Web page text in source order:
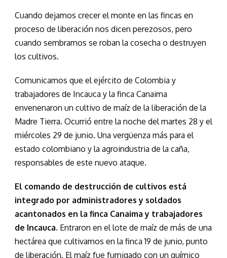
Cuando dejamos crecer el monte en las fincas en
proceso de liberación nos dicen perezosos, pero
cuando sembramos se roban la cosecha o destruyen
los cultivos.
Comunicamos que el ejército de Colombia y
trabajadores de Incauca y la finca Canaima
envenenaron un cultivo de maíz de la liberación de la
Madre Tierra. Ocurrió entre la noche del martes 28 y el
miércoles 29 de junio. Una vergüenza más para el
estado colombiano y la agroindustria de la caña,
responsables de este nuevo ataque.
El comando de destrucción de cultivos está
integrado por administradores y soldados
acantonados en la finca Canaima y trabajadores
de Incauca. Entraron en el lote de maíz de más de una
hectárea que cultivamos en la finca 19 de junio, punto
de liberación. El maíz fue fumigado con un químico